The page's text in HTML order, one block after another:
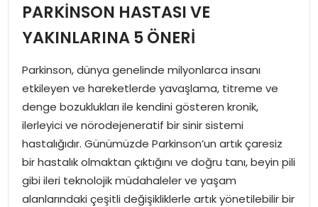
EĞITIM
SPOR
EKONOMI
MAGAZIN
DÜNYA
PARKİNSON HASTASI VE
YAKINLARINA 5 ÖNERİ
Parkinson, dünya genelinde milyonlarca insanı
etkileyen ve hareketlerde yavaşlama, titreme ve
denge bozuklukları ile kendini gösteren kronik,
ilerleyici ve nörodejeneratif bir sinir sistemi
hastalığıdır. Günümüzde Parkinson’un artık çaresiz
bir hastalık olmaktan çıktığını ve doğru tanı, beyin pili
gibi ileri teknolojik müdahaleler ve yaşam
alanlarındaki çeşitli değişikliklerle artık yönetilebilir bir